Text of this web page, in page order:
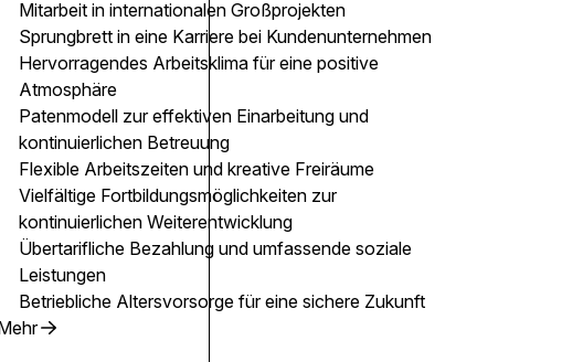
Mitarbeit in internationalen Großprojekten
Sprungbrett in eine Karriere bei Kundenunternehmen
Hervorragendes Arbeitsklima für eine positive
Atmosphäre
Patenmodell zur effektiven Einarbeitung und
kontinuierlichen Betreuung
Flexible Arbeitszeiten und kreative Freiräume
Vielfältige Fortbildungsmöglichkeiten zur
kontinuierlichen Weiterentwicklung
Übertarifliche Bezahlung und umfassende soziale
Leistungen
Betriebliche Altersvorsorge für eine sichere Zukunft